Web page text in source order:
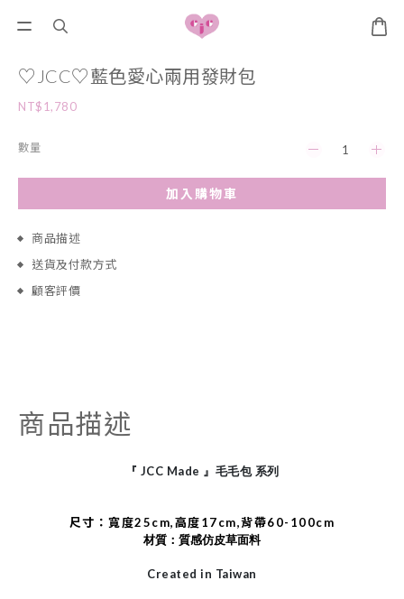
♡JCC♡藍色愛心兩用發財包
NT$1,780
數量
加入購物車
商品描述
送貨及付款方式
顧客評價
商品描述
『 JCC Made 』毛毛包 系列
尺寸：寬度25cm,高度17cm,背帶60-100cm
材質：質感仿皮草面料
Created in Taiwan